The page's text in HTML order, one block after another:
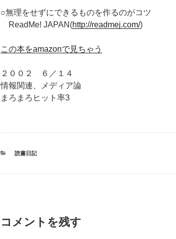
○無理をせずにできるものを作るのがコツ
ReadMe! JAPAN(http://readmej.com/)
この本をamazonで見ちゃう
２００２ ６／１４
情報関連、メディア論
まろまろヒット率3
カ
読書日記
コメントを残す